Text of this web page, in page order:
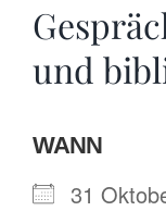
Spenden
und
WANN
31